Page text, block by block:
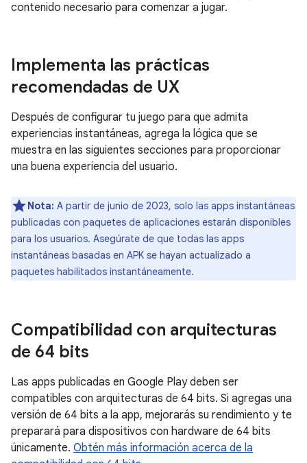
contenido necesario para comenzar a jugar.
Implementa las prácticas
recomendadas de UX
Después de configurar tu juego para que admita
experiencias instantáneas, agrega la lógica que se
muestra en las siguientes secciones para proporcionar
una buena experiencia del usuario.
Nota: A partir de junio de 2023, solo las apps instantáneas
publicadas con paquetes de aplicaciones estarán disponibles
para los usuarios. Asegúrate de que todas las apps
instantáneas basadas en APK se hayan actualizado a
paquetes habilitados instantáneamente.
Compatibilidad con arquitecturas
de 64 bits
Las apps publicadas en Google Play deben ser
compatibles con arquitecturas de 64 bits. Si agregas una
versión de 64 bits a la app, mejorarás su rendimiento y te
preparará para dispositivos con hardware de 64 bits
únicamente. Obtén más información acerca de la